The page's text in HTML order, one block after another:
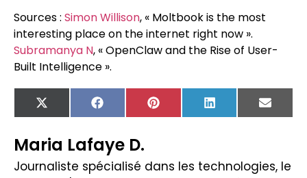
Sources : Simon Willison, « Moltbook is the most
interesting place on the internet right now ».
Subramanya N, « OpenClaw and the Rise of User-
Built Intelligence ».
X
(Twitter)
FacebookPinterest LinkedIn Email
Maria Lafaye D.
Journaliste spécialisé dans les technologies, le